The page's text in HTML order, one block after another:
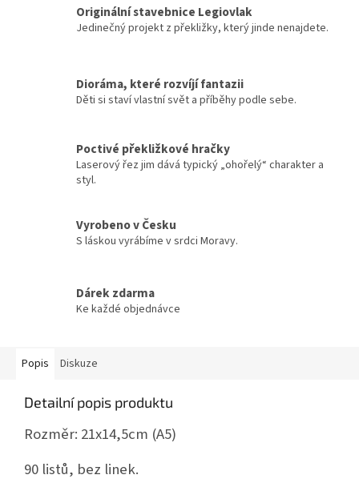
Originální stavebnice Legiovlak
Jedinečný projekt z překližky, který jinde nenajdete.
Dioráma, které rozvíjí fantazii
Děti si staví vlastní svět a příběhy podle sebe.
Poctivé překližkové hračky
Laserový řez jim dává typický „ohořelý“ charakter a
styl.
Vyrobeno v Česku
S láskou vyrábíme v srdci Moravy.
Dárek zdarma
Ke každé objednávce
Popis Diskuze
Detailní popis produktu
Rozměr: 21x14,5cm (A5)
90 listů, bez linek.